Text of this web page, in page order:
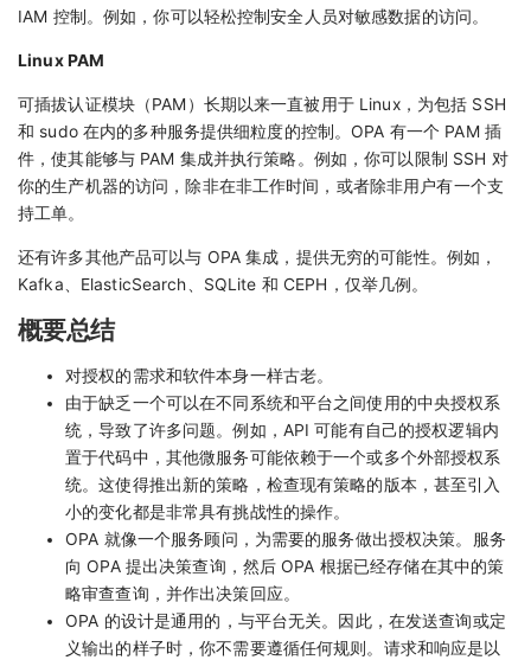
IAM 控制。例如，你可以轻松控制安全人员对敏感数据的访问。
Linux PAM
可插拔认证模块（PAM）长期以来一直被用于 Linux，为包括 SSH
和 sudo 在内的多种服务提供细粒度的控制。OPA 有一个 PAM 插
件，使其能够与 PAM 集成并执行策略。例如，你可以限制 SSH 对
你的生产机器的访问，除非在非工作时间，或者除非用户有一个支
持工单。
还有许多其他产品可以与 OPA 集成，提供无穷的可能性。例如，
Kafka、ElasticSearch、SQLite 和 CEPH，仅举几例。
概要总结
对授权的需求和软件本身一样古老。
由于缺乏一个可以在不同系统和平台之间使用的中央授权系
统，导致了许多问题。例如，API 可能有自己的授权逻辑内
置于代码中，其他微服务可能依赖于一个或多个外部授权系
统。这使得推出新的策略，检查现有策略的版本，甚至引入
小的变化都是非常具有挑战性的操作。
OPA 就像一个服务顾问，为需要的服务做出授权决策。服务
向 OPA 提出决策查询，然后 OPA 根据已经存储在其中的策
略审查查询，并作出决策回应。
OPA 的设计是通用的，与平台无关。因此，在发送查询或定
义输出的样子时，你不需要遵循任何规则。请求和响应是以